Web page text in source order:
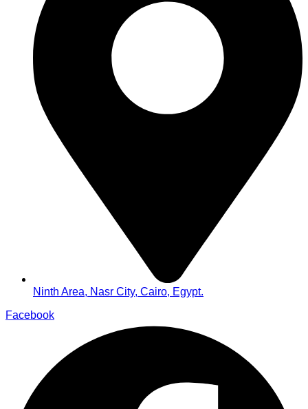
Ninth Area, Nasr City, Cairo, Egypt.
Facebook